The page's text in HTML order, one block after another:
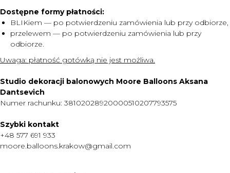
Dostępne formy płatności:
BLIKiem — po potwierdzeniu zamówienia lub przy odbiorze,
przelewem — po potwierdzeniu zamówienia lub przy
odbiorze.
Uwaga: płatność gotówką nie jest możliwa.
Studio dekoracji balonowych Moore Balloons Aksana
Dantsevich
Numer rachunku: 38102028920000510207793575
Szybki kontakt
+48 577 691 933
moore.balloons.krakow@gmail.com
KONTAKT
O NAS
CENNIK
WARTO WIEDZIEĆ